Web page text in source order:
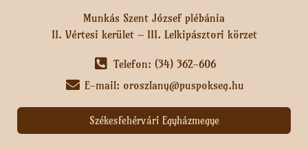
Munkás Szent József plébánia
II. Vértesi kerület – III. Lelkipásztori körzet
Telefon: (34) 362-606
E-mail: oroszlany@puspokseg.hu
Székesfehérvári Egyházmegye